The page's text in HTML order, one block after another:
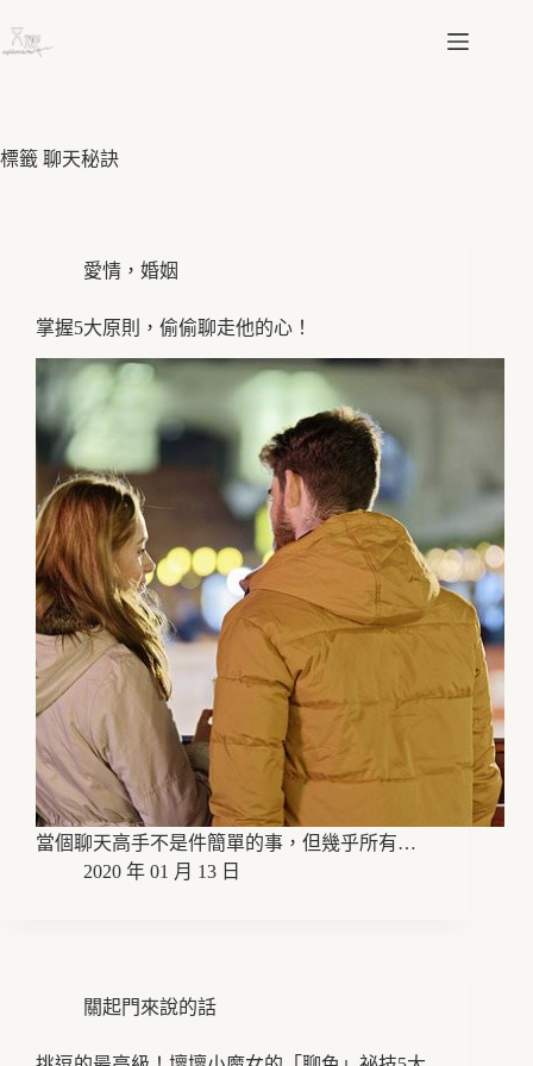
至
容
標籤 聊天秘訣
愛情，婚姻
掌握5大原則，偷偷聊走他的心！
當個聊天高手不是件簡單的事，但幾乎所有…
2020 年 01 月 13 日
關起門來說的話